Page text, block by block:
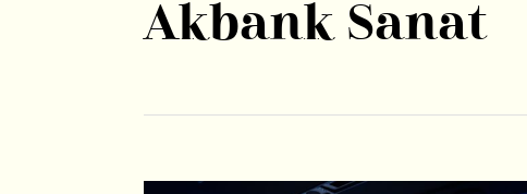
Akbank Sanat